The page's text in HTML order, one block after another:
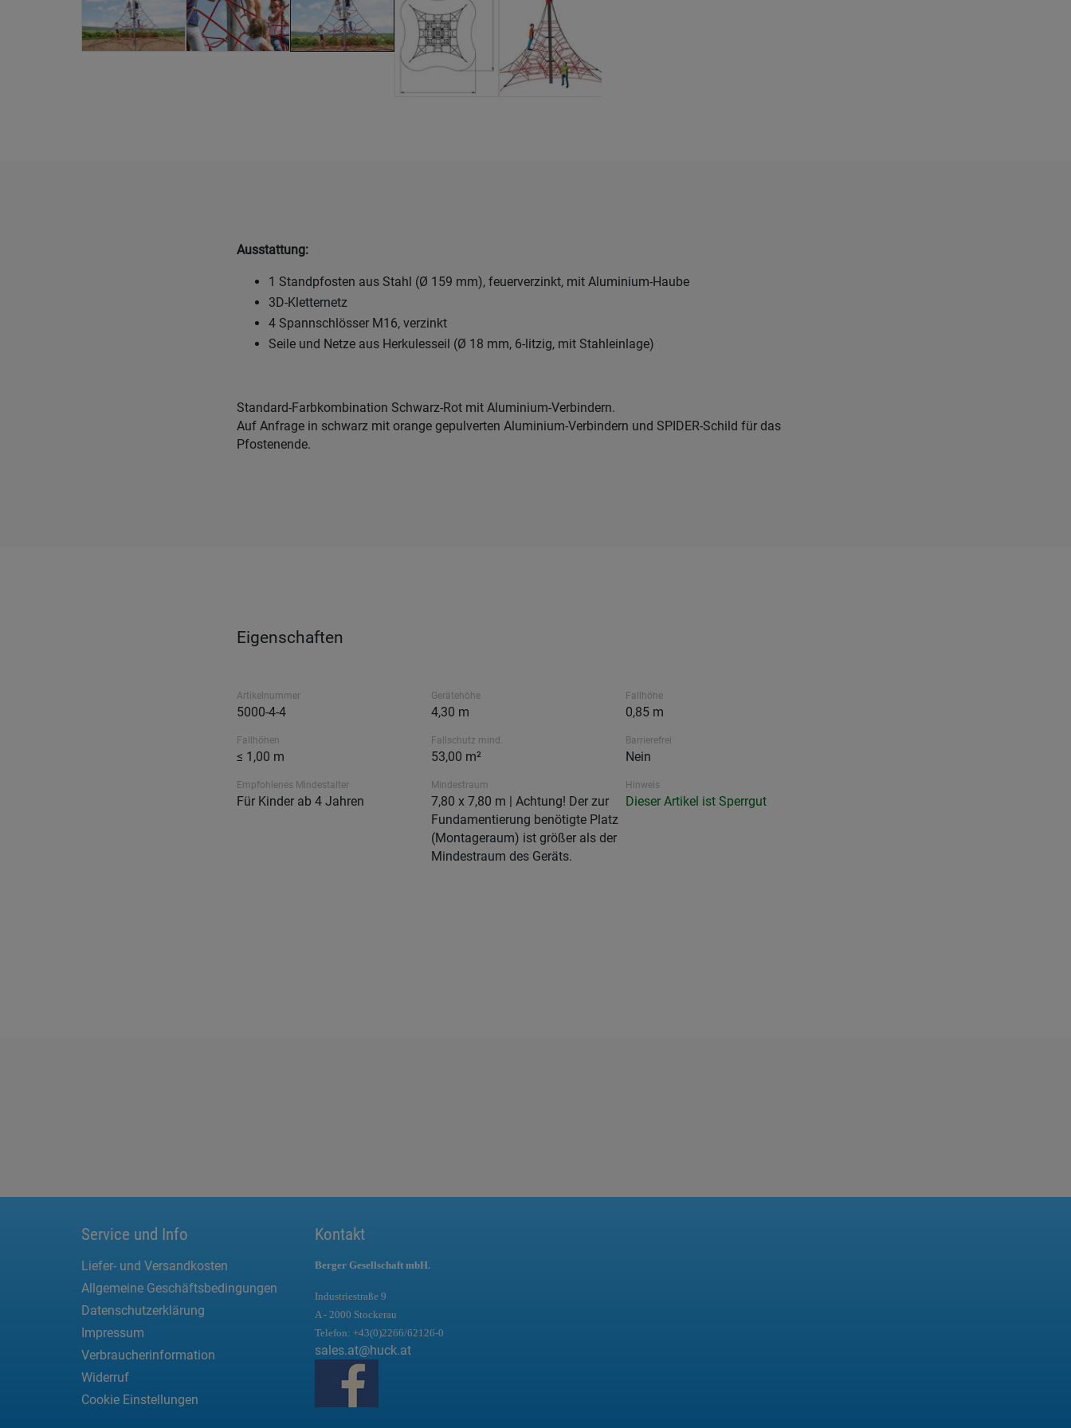
Ausstattung:
1 Standpfosten aus Stahl (Ø 159 mm), feuerverzinkt, mit Aluminium-Haube
3D-Kletternetz
4 Spannschlösser M16, verzinkt
Seile und Netze aus Herkulesseil (Ø 18 mm, 6-litzig, mit Stahleinlage)
Standard-Farbkombination Schwarz-Rot mit Aluminium-Verbindern.
Auf Anfrage in schwarz mit orange gepulverten Aluminium-Verbindern und SPIDER-Schild für das
Pfostenende.
Eigenschaften
Artikelnummer
5000-4-4
Gerätehöhe
4,30 m
Fallhöhe
0,85 m
Fallhöhen
≤ 1,00 m
Fallschutz mind.
53,00 m²
Barrierefrei
Nein
Empfohlenes Mindestalter
Für Kinder ab 4 Jahren
Mindestraum
7,80 x 7,80 m | Achtung! Der zur
Fundamentierung benötigte Platz
(Montageraum) ist größer als der
Mindestraum des Geräts.
Hinweis
Dieser Artikel ist Sperrgut
Service und Info
Liefer- und Versandkosten
Allgemeine Geschäftsbedingungen
Datenschutzerklärung
Impressum
Verbraucherinformation
Widerruf
Cookie Einstellungen
Kontakt
Berger Gesellschaft mbH.
Industriestraße 9
A - 2000 Stockerau
Telefon: +43(0)2266/62126-0
sales.at@huck.at